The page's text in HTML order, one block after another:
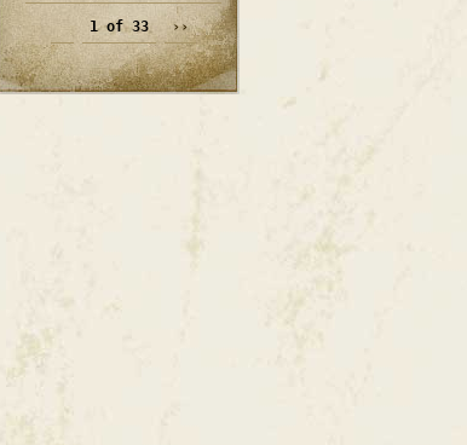
1 of 33 ››